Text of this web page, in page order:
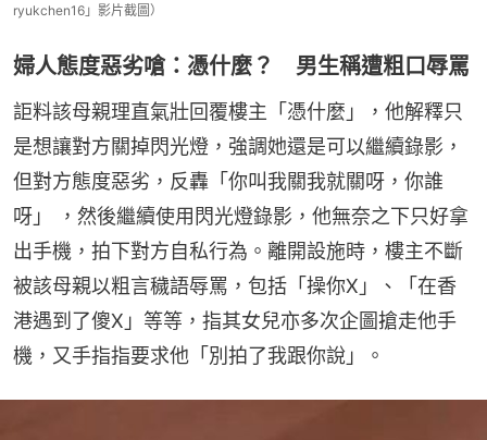
ryukchen16」影片截圖）
婦人態度惡劣嗆：憑什麼？ 男生稱遭粗口辱罵
詎料該母親理直氣壯回覆樓主「憑什麼」，他解釋只
是想讓對方關掉閃光燈，強調她還是可以繼續錄影，
但對方態度惡劣，反轟「你叫我關我就關呀，你誰
呀」 ，然後繼續使用閃光燈錄影，他無奈之下只好拿
出手機，拍下對方自私行為。離開設施時，樓主不斷
被該母親以粗言穢語辱罵，包括「操你X」、「在香
港遇到了傻X」等等，指其女兒亦多次企圖搶走他手
機，又手指指要求他「別拍了我跟你說」。